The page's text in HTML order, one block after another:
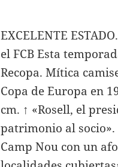
EXCELENTE
el FCB Esta
Recopa. Mítica
Copa de Europa en
cm. ↑ «Rosell, el
patrimonio al socio».
Camp Nou con un